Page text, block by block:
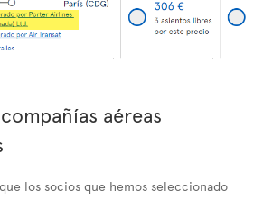
aéreas
los socios que hemos seleccionado